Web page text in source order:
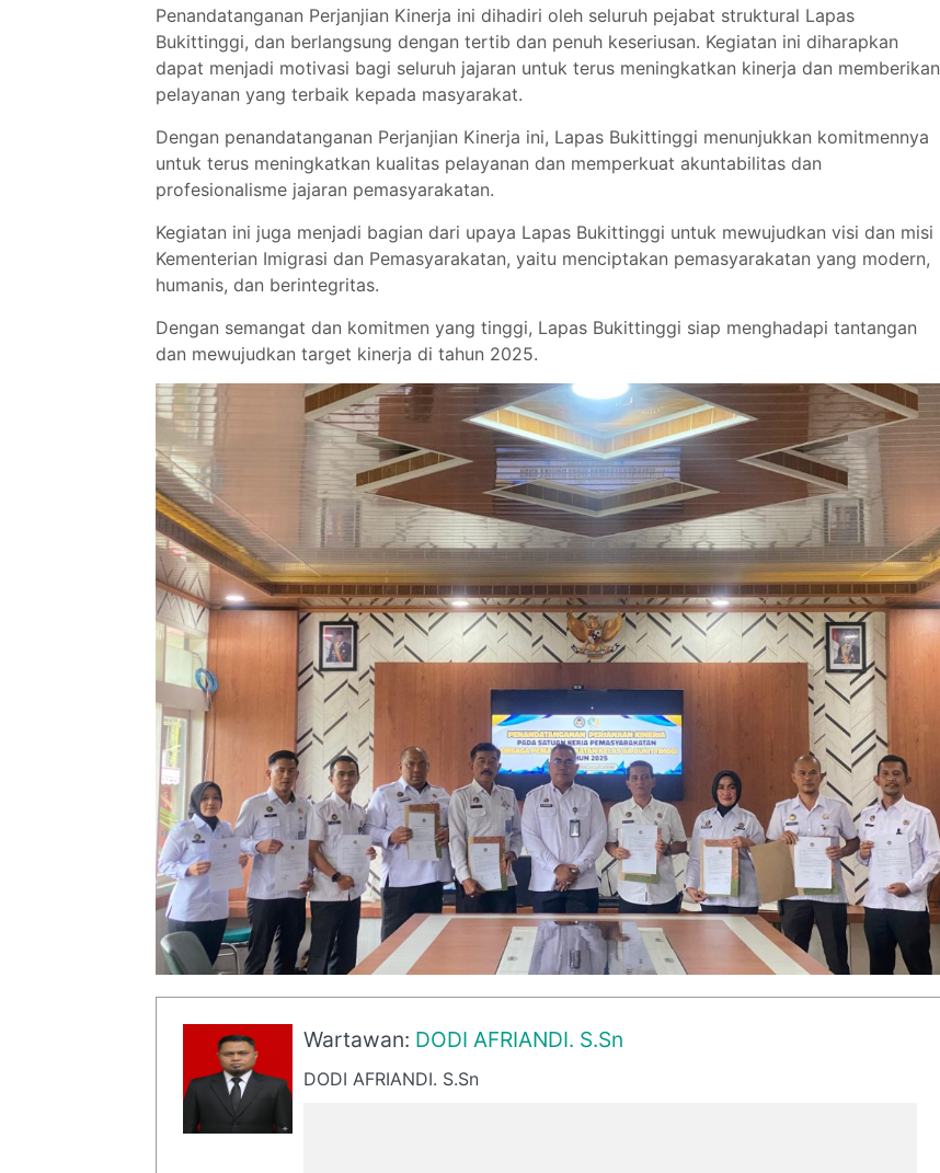
Penandatanganan Perjanjian Kinerja ini dihadiri oleh seluruh pejabat struktural Lapas
Bukittinggi, dan berlangsung dengan tertib dan penuh keseriusan. Kegiatan ini diharapkan
dapat menjadi motivasi bagi seluruh jajaran untuk terus meningkatkan kinerja dan memberikan
pelayanan yang terbaik kepada masyarakat.
Dengan penandatanganan Perjanjian Kinerja ini, Lapas Bukittinggi menunjukkan komitmennya
untuk terus meningkatkan kualitas pelayanan dan memperkuat akuntabilitas dan
profesionalisme jajaran pemasyarakatan.
Kegiatan ini juga menjadi bagian dari upaya Lapas Bukittinggi untuk mewujudkan visi dan misi
Kementerian Imigrasi dan Pemasyarakatan, yaitu menciptakan pemasyarakatan yang modern,
humanis, dan berintegritas.
Dengan semangat dan komitmen yang tinggi, Lapas Bukittinggi siap menghadapi tantangan
dan mewujudkan target kinerja di tahun 2025.
Wartawan: DODI AFRIANDI. S.Sn
DODI AFRIANDI. S.Sn